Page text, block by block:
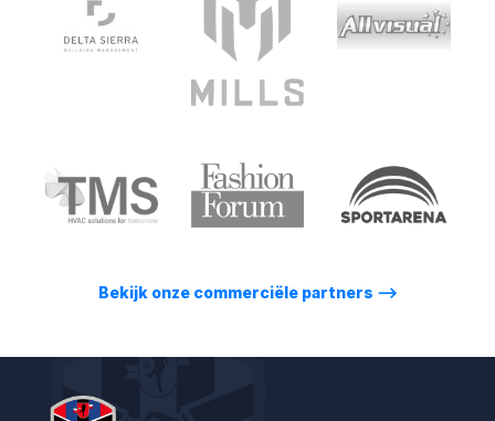
Bekijk onze commerciële partners ⟶